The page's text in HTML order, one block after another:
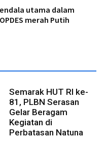
utama dalam
merah Putih
Semarak HUT RI ke-
81, PLBN Serasan
Gelar Beragam
Kegiatan di
Perbatasan Natuna